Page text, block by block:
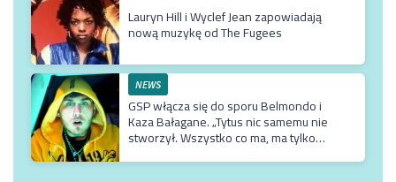
Lauryn Hill i Wyclef Jean zapowiadają
nową muzykę od The Fugees
NEWS
GSP włącza się do sporu Belmondo i
Kaza Bałagane. „Tytus nic samemu nie
stworzył. Wszystko co ma, ma tylko
TVN-ie”